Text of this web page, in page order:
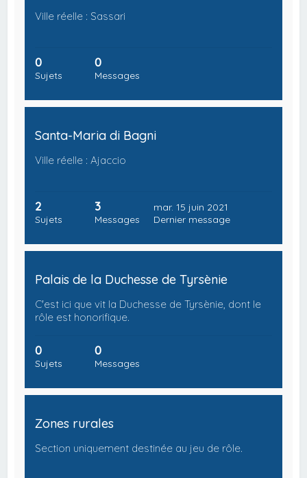
Ville réelle : Sassari
0
Sujets
0
Messages
Santa-Maria di Bagni
Ville réelle : Ajaccio
2
Sujets
3
Messages
mar. 15 juin 2021
Dernier message
Palais de la Duchesse de Tyrsènie
C'est ici que vit la Duchesse de Tyrsènie, dont le
rôle est honorifique.
0
Sujets
0
Messages
Zones rurales
Section uniquement destinée au jeu de rôle.